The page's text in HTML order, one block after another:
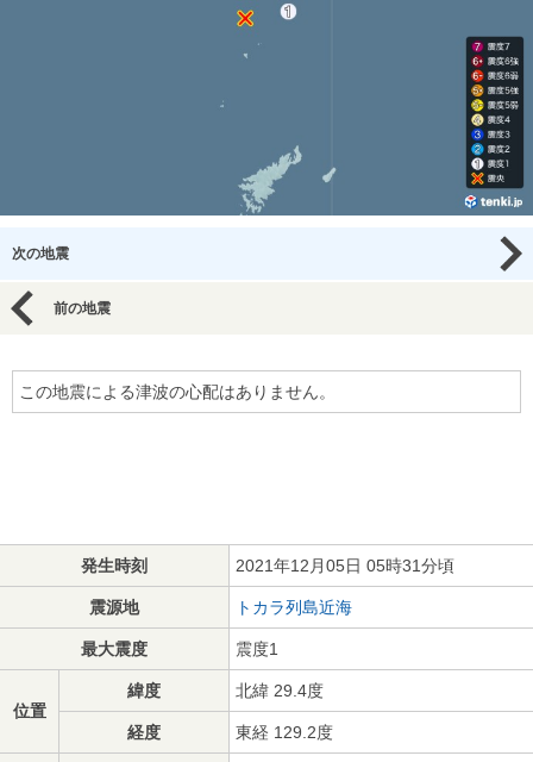
次の地震
前の地震
この地震による津波の心配はありません。
発生時刻 2021年12月05日 05時31分頃
震源地 トカラ列島近海
最大震度 震度1
位置
緯度 北緯 29.4度
経度 東経 129.2度